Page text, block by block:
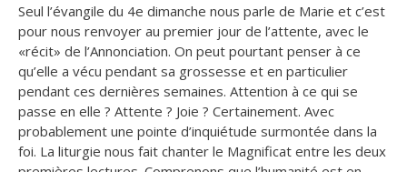
Seul l’évangile du 4e dimanche nous parle de Marie et c’est
pour nous renvoyer au premier jour de l’attente, avec le
«récit» de l’Annonciation. On peut pourtant penser à ce
qu’elle a vécu pendant sa grossesse et en particulier
pendant ces dernières semaines. Attention à ce qui se
passe en elle ? Attente ? Joie ? Certainement. Avec
probablement une pointe d’inquiétude surmontée dans la
foi. La liturgie nous fait chanter le Magnificat entre les deux